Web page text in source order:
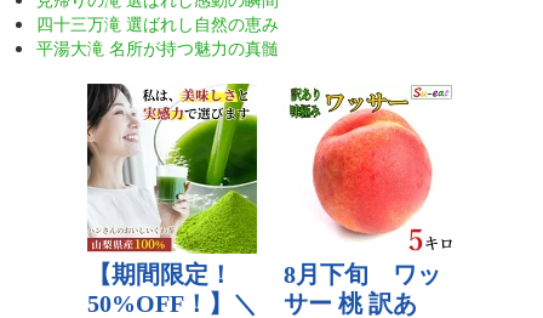
四十三万滝 選ばれし自然の恵み
平湯大滝 名所が持つ魅力の真髄